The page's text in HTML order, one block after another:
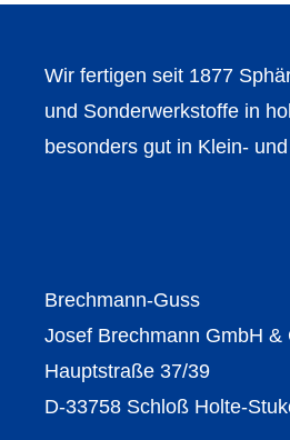
Wir fertigen seit 1877
und Sonderwerkstoffe in
besonders gut in Klein-
Brechmann-Guss
Josef Brechmann GmbH &
Hauptstraße 37/39
D-33758 Schloß Holte-